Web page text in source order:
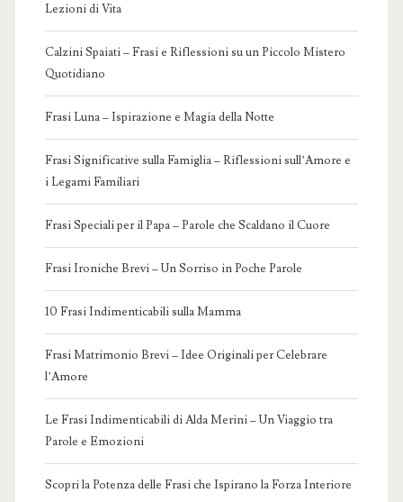
Lezioni di Vita
Calzini Spaiati – Frasi e Riflessioni su un Piccolo Mistero
Quotidiano
Frasi Luna – Ispirazione e Magia della Notte
Frasi Significative sulla Famiglia – Riflessioni sull’Amore e
i Legami Familiari
Frasi Speciali per il Papa – Parole che Scaldano il Cuore
Frasi Ironiche Brevi – Un Sorriso in Poche Parole
10 Frasi Indimenticabili sulla Mamma
Frasi Matrimonio Brevi – Idee Originali per Celebrare
l’Amore
Le Frasi Indimenticabili di Alda Merini – Un Viaggio tra
Parole e Emozioni
Scopri la Potenza delle Frasi che Ispirano la Forza Interiore